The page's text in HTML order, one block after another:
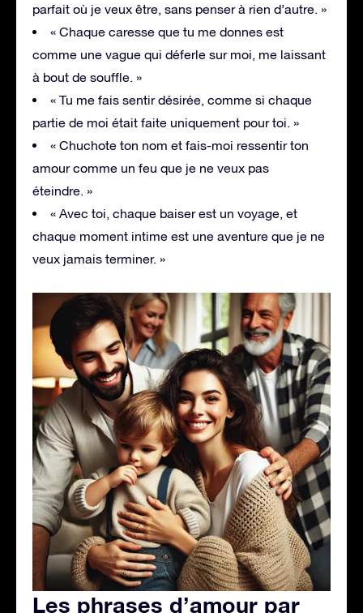
parfait où je veux être, sans penser à rien d’autre. »
« Chaque caresse que tu me donnes est
comme une vague qui déferle sur moi, me laissant
à bout de souffle. »
« Tu me fais sentir désirée, comme si chaque
partie de moi était faite uniquement pour toi. »
« Chuchote ton nom et fais-moi ressentir ton
amour comme un feu que je ne veux pas
éteindre. »
« Avec toi, chaque baiser est un voyage, et
chaque moment intime est une aventure que je ne
veux jamais terminer. »
Les phrases d’amour par